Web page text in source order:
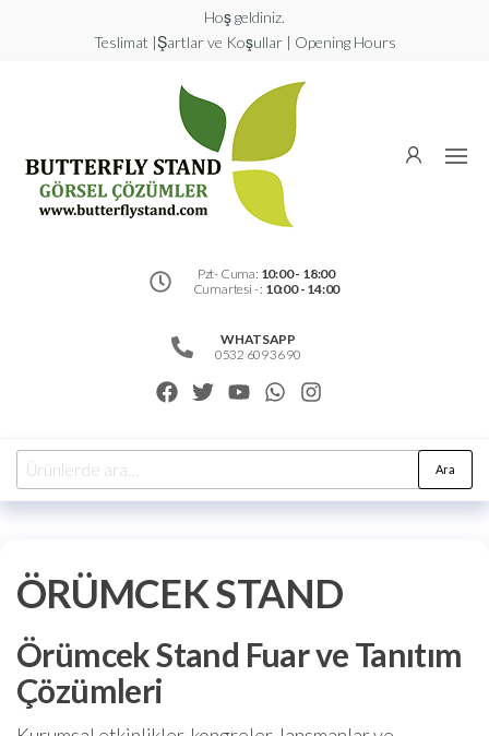
Hoş geldiniz.
Teslimat |Şartlar ve Koşullar | Opening Hours
Görsel
Pzt- Cuma: 10:00 - 18:00
Cumartesi - : 10:00 - 14:00
WHATSAPP
0532 609 36 90
Ara
ÖRÜMCEK STAND
Örümcek Stand Fuar ve Tanıtım
Çözümleri